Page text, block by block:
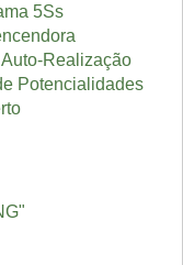
5Ss
Realização
Potencialidades